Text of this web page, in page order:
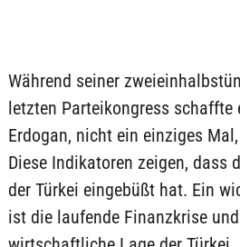
Während seiner
letzten Parteikongress schaffte
Erdogan, nicht ein einziges
Diese Indikatoren zeigen, dass
der Türkei eingebüßt hat. Ein
ist die laufende Finanzkrise